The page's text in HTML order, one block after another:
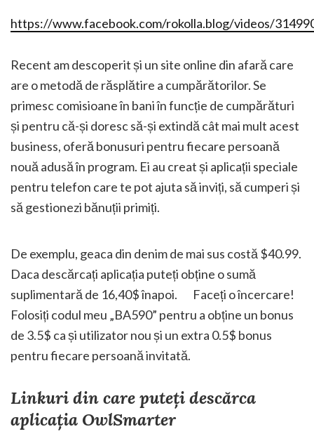
https://www.facebook.com/rokolla.blog/videos/
Recent am descoperit și un site online din afară care
are o metodă de răsplătire a cumpărătorilor. Se
primesc comisioane în bani în funcție de cumpărături
și pentru că-și doresc să-și extindă cât mai mult acest
business, oferă bonusuri pentru fiecare persoană
nouă adusă în program. Ei au creat și aplicații speciale
pentru telefon care te pot ajuta să inviți, să cumperi și
să gestionezi bănuții primiți.
De exemplu, geaca din denim de mai sus costă $40.99.
Daca descărcați aplicația puteți obține o sumă
suplimentară de 16,40$ înapoi.
Faceți o încercare!
Folosiți codul meu „BA590” pentru a obține un bonus
de 3.5$ ca și utilizator nou și un extra 0.5$ bonus
pentru fiecare persoană invitată.
Linkuri din care puteți descărca
aplicația OwlSmarter